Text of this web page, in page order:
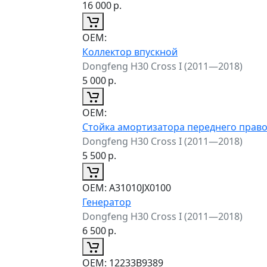
16 000р.
ОЕМ:
Коллектор впускной
Dongfeng H30 Cross I (2011—2018)
5 000р.
ОЕМ:
Стойка амортизатора переднего
Dongfeng H30 Cross I (2011—2018)
5 500р.
ОЕМ: A31010JX0100
Генератор
Dongfeng H30 Cross I (2011—2018)
6 500р.
ОЕМ: 12233B9389